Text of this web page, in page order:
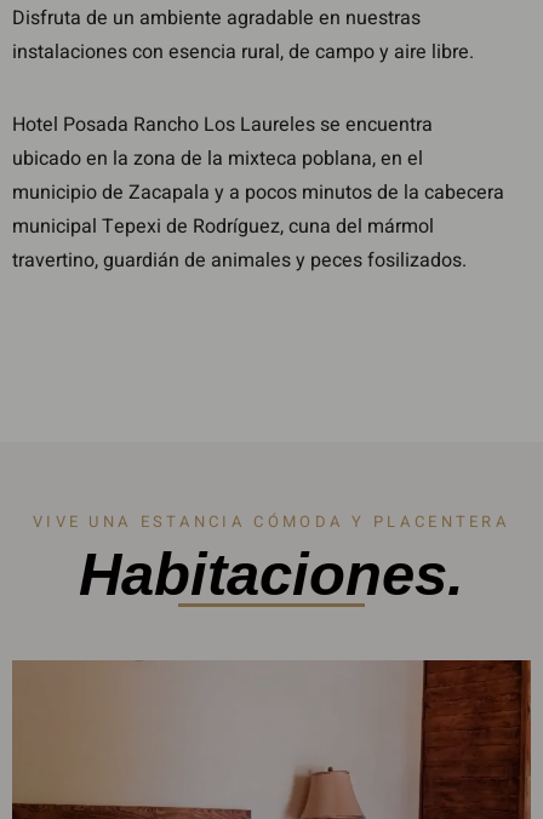
Disfruta de un ambiente agradable en nuestras
instalaciones con esencia rural, de campo y aire libre.
Hotel Posada Rancho Los Laureles se encuentra
ubicado en la zona de la mixteca poblana, en el
municipio de Zacapala y a pocos minutos de la cabecera
municipal Tepexi de Rodríguez, cuna del mármol
travertino, guardián de animales y peces fosilizados.
VIVE UNA ESTANCIA CÓMODA Y PLACENTERA
Habitaciones.